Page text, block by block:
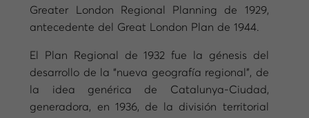
Greater London Regional Planning de 1929,
antecedente del Great London Plan de 1944.
El Plan Regional de 1932 fue la génesis del
desarrollo de la “nueva geografía regional”, de
la idea genérica de Catalunya-Ciudad,
generadora, en 1936, de la división territorial